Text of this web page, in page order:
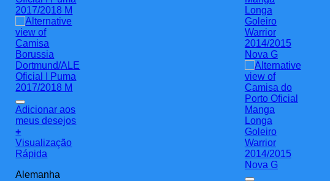
Adicionar aos
meus desejos
+
Visualização
Rápida
Alemanha